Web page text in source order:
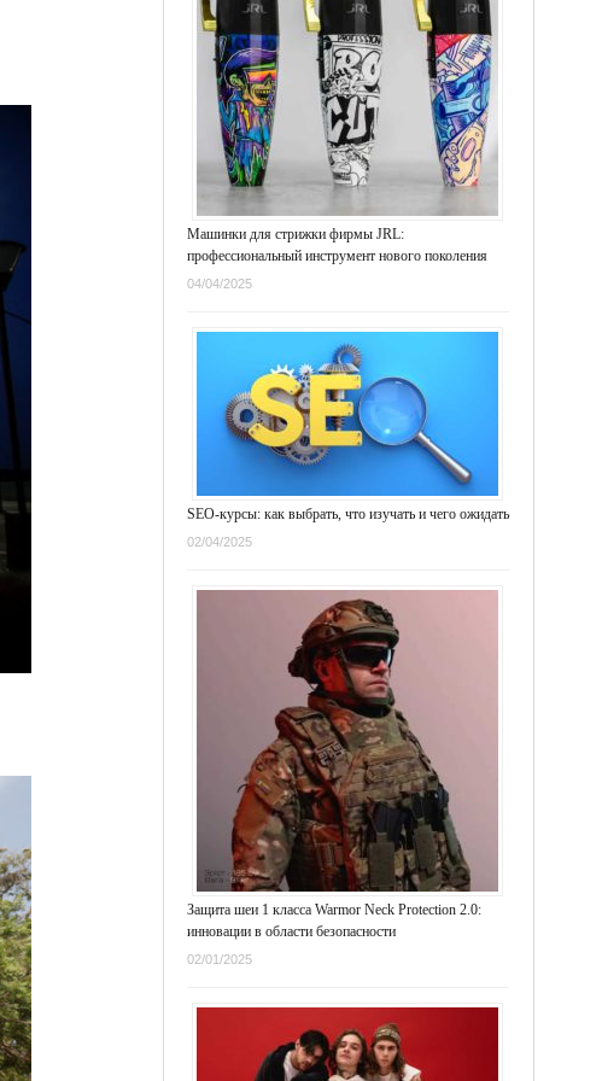
Машинки для стрижки фирмы JRL:
профессиональный инструмент нового поколения
04/04/2025
SEO-курсы: как выбрать, что изучать и чего ожидать
02/04/2025
Защита шеи 1 класса Warmor Neck Protection 2.0:
инновации в области безопасности
02/01/2025